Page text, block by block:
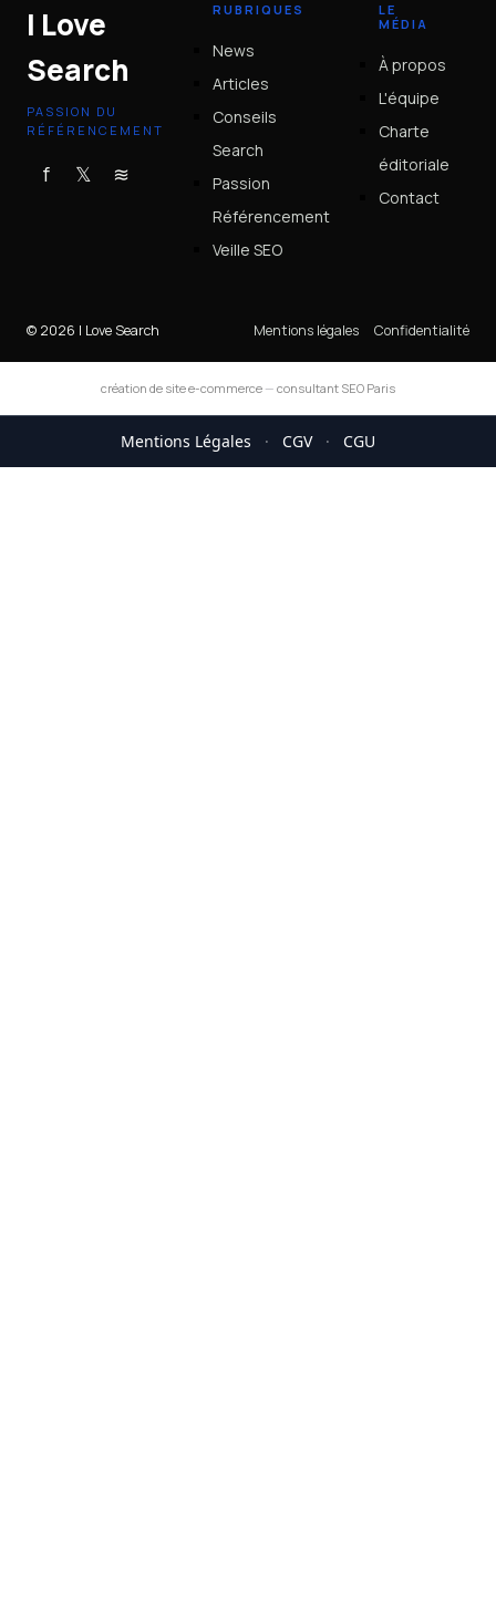
I Love
Search
PASSION DU
RÉFÉRENCEMENT
f 𝕏 ≋
RUBRIQUES
News
Articles
Conseils
Search
Passion
Référencement
Veille SEO
LE
MÉDIA
À propos
L'équipe
Charte
éditoriale
Contact
© 2026 I Love Search Mentions légales Confidentialité
création de site e-commerce — consultant SEO Paris
Mentions Légales · CGV · CGU